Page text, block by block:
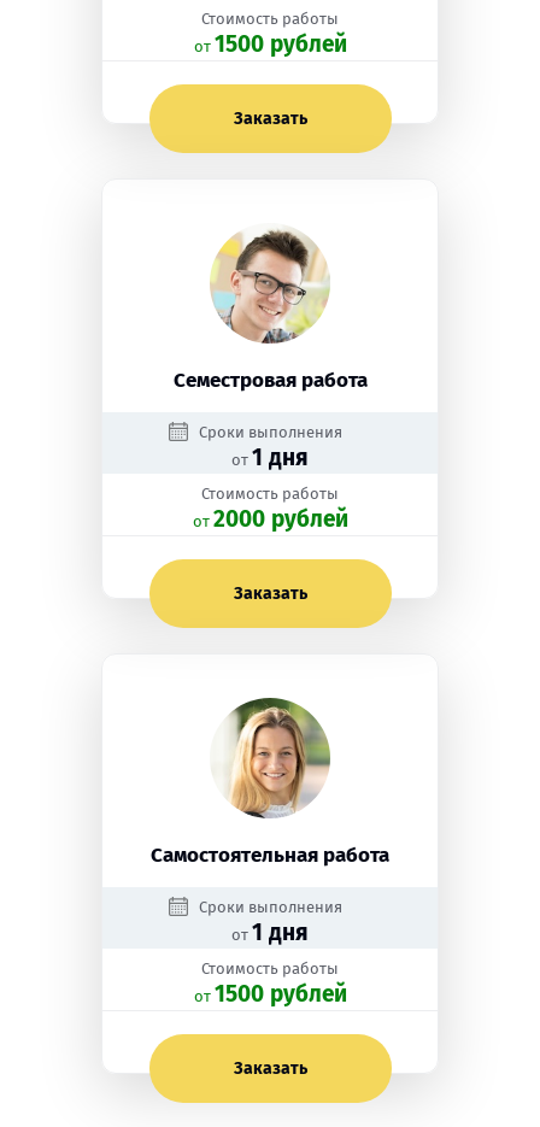
Стоимость работы
oт 1500 рублей
Заказать
Семестровая работа
Сроки выполнения
от 1 дня
Стоимость работы
oт 2000 рублей
Заказать
Самостоятельная работа
Сроки выполнения
от 1 дня
Стоимость работы
oт 1500 рублей
Заказать